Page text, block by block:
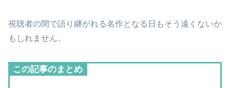
視聴者の間で語り継がれる名作となる日もそう遠くないか
もしれません。
この記事のまとめ